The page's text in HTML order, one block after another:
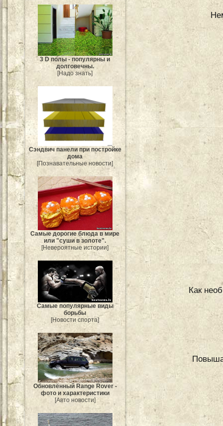
3 D полы - популярны и
долговечны.
[Надо знать]
Сэндвич панели при постройке
дома
[Познавательные новости]
Самые дорогие блюда в мире
или "суши в золоте".
[Невероятные истории]
Самые популярные виды
борьбы
[Новости спорта]
Обновлённый Range Rover -
фото и характеристики
[Авто новости]
Как